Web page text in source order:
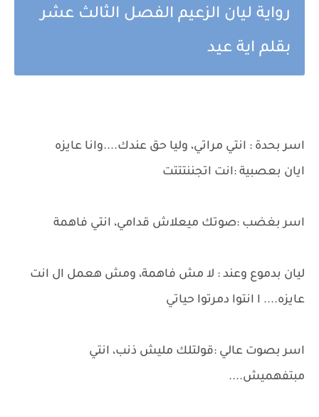
رواية ليان الزعيم الفصل الثالث عشر
بقلم اية عيد
اسر بحدة : انتي مراتي، وليا حق عندك....وانا عايزه
ايان بعصبية :انت اتجننتتتت
اسر بغضب :صوتك ميعلاش قدامي، انتي فاهمة
ليان بدموع وعند : لا مش فاهمة، ومش هعمل ال انت
عايزه.... ا انتوا دمرتوا حياتي
اسر بصوت عالي :قولتلك مليش ذنب، انتي
مبتفهميش....